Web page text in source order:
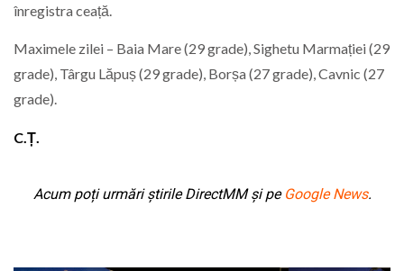
înregistra ceață.
Maximele zilei – Baia Mare (29 grade), Sighetu Marmației (29
grade), Târgu Lăpuș (29 grade), Borșa (27 grade), Cavnic (27
grade).
C.Ț.
Acum poți urmări știrile DirectMM și pe Google News.